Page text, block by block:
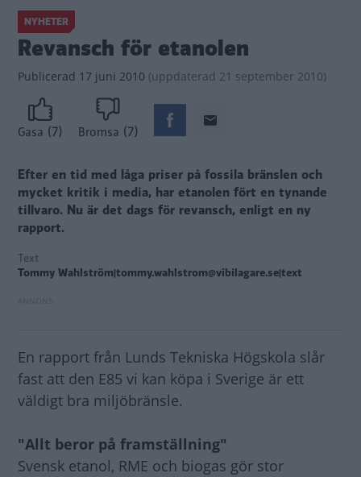
NYHETER
Revansch för etanolen
Publicerad 17 juni 2010 (uppdaterad 21 september 2010)
Gasa (7) Bromsa (7)
Efter en tid med låga priser på fossila bränslen och
mycket kritik i media, har etanolen fört en tynande
tillvaro. Nu är det dags för revansch, enligt en ny
rapport.
Text
Tommy Wahlström|tommy.wahlstrom@vibilagare.se|text
En rapport från Lunds Tekniska Högskola slår
fast att den E85 vi kan köpa i Sverige är ett
väldigt bra miljöbränsle.
"Allt beror på framställning"
Svensk etanol, RME och biogas gör stor